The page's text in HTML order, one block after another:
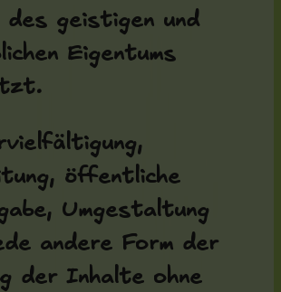
des geistigen und
Eigentums
öffentliche
Umgestaltung
andere Form der
der Inhalte ohne